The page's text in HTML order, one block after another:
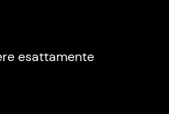
esattamente